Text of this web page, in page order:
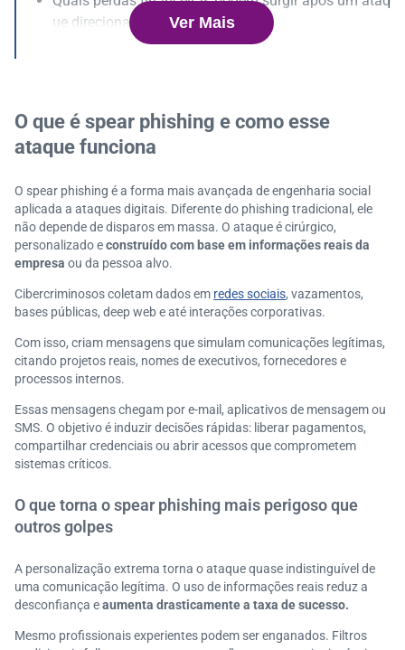
ue direcionado?
Por que soluções tradicionais falham contra spear p
e autenticação?
Qual é o papel da inteligência de ameaças na preven
ção?
de spear phishing?
O que líderes devem avaliar ao proteger a empresa c
ontra spear phishing?
Serasa Experian e ClearSale: conheça nossas soluçõ
Ver Mais
O que é spear phishing e como esse
ataque funciona
O spear phishing é a forma mais avançada de engenharia social
aplicada a ataques digitais. Diferente do phishing tradicional, ele
não depende de disparos em massa. O ataque é cirúrgico,
personalizado econstruído com base em informações reais da
empresa ou da pessoa alvo.
Cibercriminosos coletam dados em redes sociais, vazamentos,
bases públicas, deep web e até interações corporativas.
Com isso, criam mensagens que simulam comunicações legítimas,
citando projetos reais, nomes de executivos, fornecedores e
processos internos.
Essas mensagens chegam por e-mail, aplicativos de mensagem ou
SMS. O objetivo é induzir decisões rápidas: liberar pagamentos,
compartilhar credenciais ou abrir acessos que comprometem
sistemas críticos.
O que torna o spear phishing mais perigoso que
outros golpes
A personalização extrema torna o ataque quase indistinguível de
uma comunicação legítima. O uso de informações reais reduz a
desconfiança eaumenta drasticamente a taxa de sucesso.
Mesmo profissionais experientes podem ser enganados. Filtros